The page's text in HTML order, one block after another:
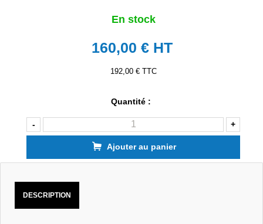
En stock
160,00 € HT
192,00 € TTC
Quantité :
- +
Ajouter au panier
DESCRIPTION